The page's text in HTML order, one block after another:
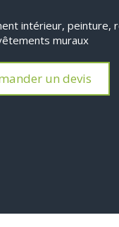
intérieur, peinture,
muraux
un devis